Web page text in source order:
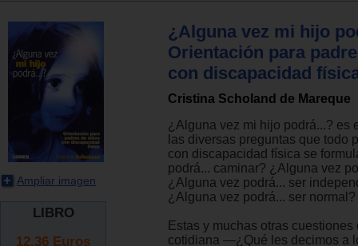
Ampliar imagen
LIBRO
12.36 Euros
¿Alguna vez mi hijo
Orientación para
con discapacidad
Cristina Scholand de Mareque
¿Alguna vez mi hijo podrá...? es
las diversas preguntas que todo
con discapacidad física se
podrá... caminar? ¿Alguna vez
¿Alguna vez podrá... ser
¿Alguna vez podrá... ser normal?
Estas y muchas otras cuestiones
cotidiana —¿Qué les decimos a